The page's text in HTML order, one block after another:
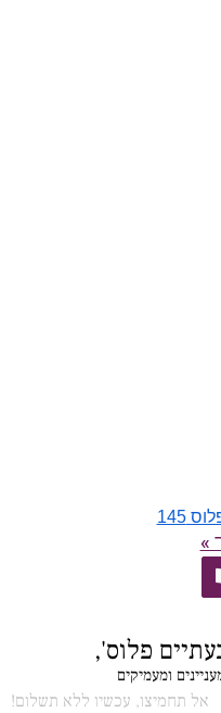
145
»
פלוס',
ומעמיקים
אל תחמיצו, עכשיו ללא תשלום!